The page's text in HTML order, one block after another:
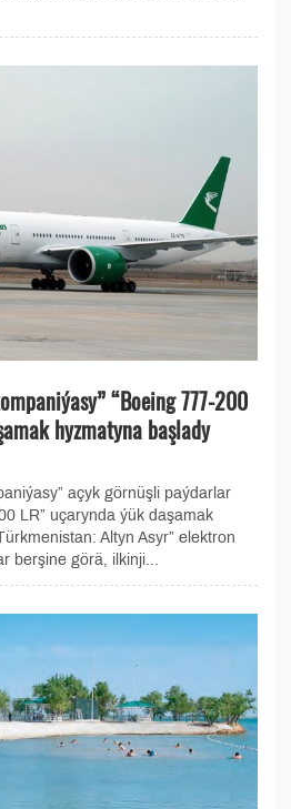
“Boeing 777-200
hyzmatyna başlady
açyk görnüşli paýdarlar
LR” uçarynda ýük daşamak
Altyn Asyr” elektron
berşine görä, ilkinji...